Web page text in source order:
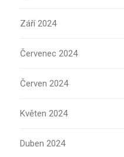
Září 2024
Červenec 2024
Červen 2024
Květen 2024
Duben 2024